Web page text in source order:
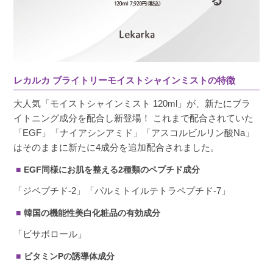
とっても細かいミストです。お風呂あがりにす
ぐ吹きかけられて、とっても楽です。EGF配合
のミストは他のメーカーのものも使用していま
すが、どちらも好きなので気分によって使い分
けています。
投稿日
2023/11/14
とにかく臭いです。安い化粧品のような匂いが
しばらく続くので気持ち悪くなります。匂いが
レカルカ ブライトリーモイストシャインミストの特徴
大人気「モイストシャインミスト 120ml」が、新たにブラ
イトニング成分を配合し新登場！ これまで配合されていた
「EGF」「ナイアシンアミド」「アスコルビルリン酸Na」
はそのままに新たに4成分を追加配合されました。
EGF同様にお肌を整える2種類のペプチド成分
「ジペプチド-2」「パルミトイルテトラペプチド-7」
韓国の機能性美白化粧品の有効成分
「ビサボロール」
ビタミンPの誘導体成分